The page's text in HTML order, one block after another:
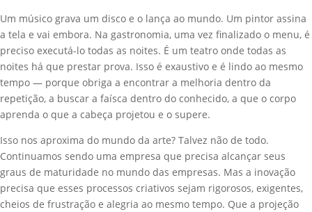
Um músico grava um disco e o lança ao mundo. Um pintor assina
a tela e vai embora. Na gastronomia, uma vez finalizado o menu, é
preciso executá-lo todas as noites. É um teatro onde todas as
noites há que prestar prova. Isso é exaustivo e é lindo ao mesmo
tempo — porque obriga a encontrar a melhoria dentro da
repetição, a buscar a faísca dentro do conhecido, a que o corpo
aprenda o que a cabeça projetou e o supere.
Isso nos aproxima do mundo da arte? Talvez não de todo.
Continuamos sendo uma empresa que precisa alcançar seus
graus de maturidade no mundo das empresas. Mas a inovação
precisa que esses processos criativos sejam rigorosos, exigentes,
cheios de frustração e alegria ao mesmo tempo. Que a projeção